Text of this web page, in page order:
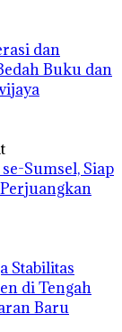
dan
Buku dan
Sumsel, Siap
Stabilitas
di Tengah
Baru